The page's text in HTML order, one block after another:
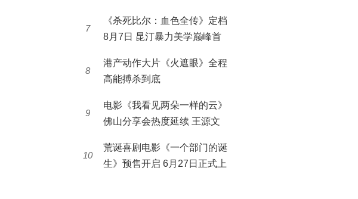
7
《杀死比尔：血色全传》定档
8月7日 昆汀暴力美学巅峰首
8
港产动作大片《火遮眼》全程
高能搏杀到底
9
电影《我看见两朵一样的云》
佛山分享会热度延续 王源文
10
荒诞喜剧电影《一个部门的诞
生》预售开启 6月27日正式上